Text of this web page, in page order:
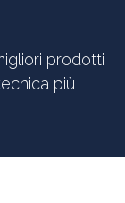
prodotti
più